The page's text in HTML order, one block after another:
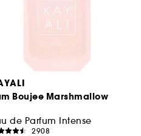
Boujee Marshmallow
de Parfum Intense
2908